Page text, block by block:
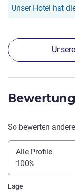
Unser Hotel hat
So bewerten
Alle Profile
100%
Lage